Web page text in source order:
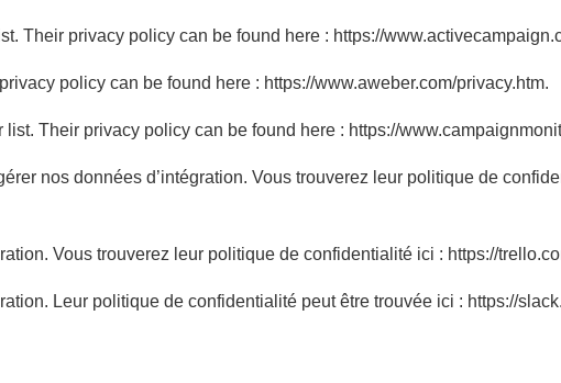
Their privacy policy can be found here : https://
policy can be found here : https://www.aweber.com/privacy.htm.
Their privacy policy can be found here : https://
nos données d’intégration. Vous trouverez leur politique de
Vous trouverez leur politique de confidentialité ici : https://
Leur politique de confidentialité peut être trouvée ici : https://